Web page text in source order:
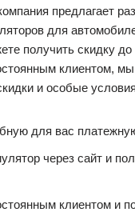
предлагает
для
получить скидку
клиентом,
и особые
для вас
через сайт и
клиентом и